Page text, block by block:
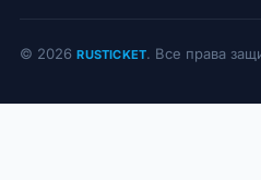
© 2026RUSTICKET. Все права